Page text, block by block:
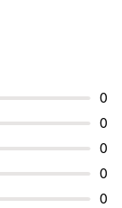
0
0
0
0
0